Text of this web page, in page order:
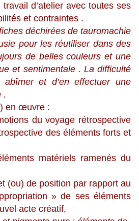
d’atelier avec toutes ses
et contraintes .
déchirées de tauromachie
pour les réutiliser dans des
de belles couleurs et une
et sentimentale . La difficulté
et d’en effectuer une
.
en œuvre :
du voyage rétrospective
des éléments forts et
matériels ramenés du
(ou) de position par rapport au
» de ses éléments
acte créatif,